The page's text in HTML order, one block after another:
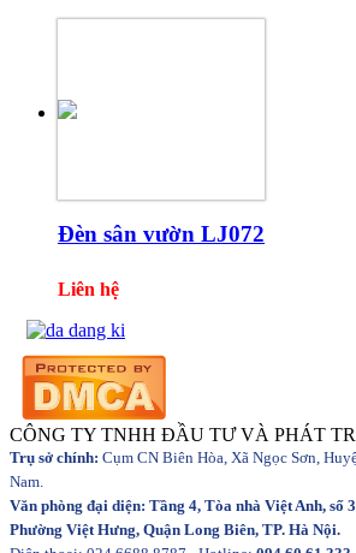
Đèn sân vườn LJ072
Liên hệ
CÔNG TY TNHH ĐẦU TƯ VÀ PHÁT
Trụ sở chính: Cụm CN Biên Hòa, Xã Ngọc Sơn,
Nam.
Văn phòng đại diện: Tầng 4, Tòa nhà Việt Anh, số
Phường Việt Hưng, Quận Long Biên, TP. Hà Nội.